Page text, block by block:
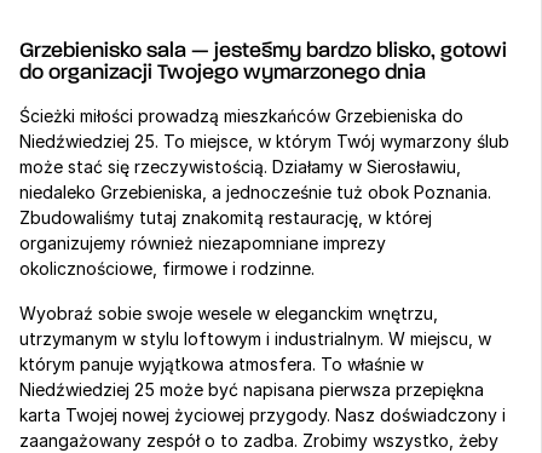
Grzebienisko sala — jesteśmy bardzo blisko, gotowi
do organizacji Twojego wymarzonego dnia
Ścieżki miłości prowadzą mieszkańców Grzebieniska do
Niedźwiedziej 25. To miejsce, w którym Twój wymarzony ślub
może stać się rzeczywistością. Działamy w Sierosławiu,
niedaleko Grzebieniska, a jednocześnie tuż obok Poznania.
Zbudowaliśmy tutaj znakomitą restaurację, w której
organizujemy również niezapomniane imprezy
okolicznościowe, firmowe i rodzinne.
Wyobraź sobie swoje wesele w eleganckim wnętrzu,
utrzymanym w stylu loftowym i industrialnym. W miejscu, w
którym panuje wyjątkowa atmosfera. To właśnie w
Niedźwiedziej 25 może być napisana pierwsza przepiękna
karta Twojej nowej życiowej przygody. Nasz doświadczony i
zaangażowany zespół o to zadba. Zrobimy wszystko, żeby